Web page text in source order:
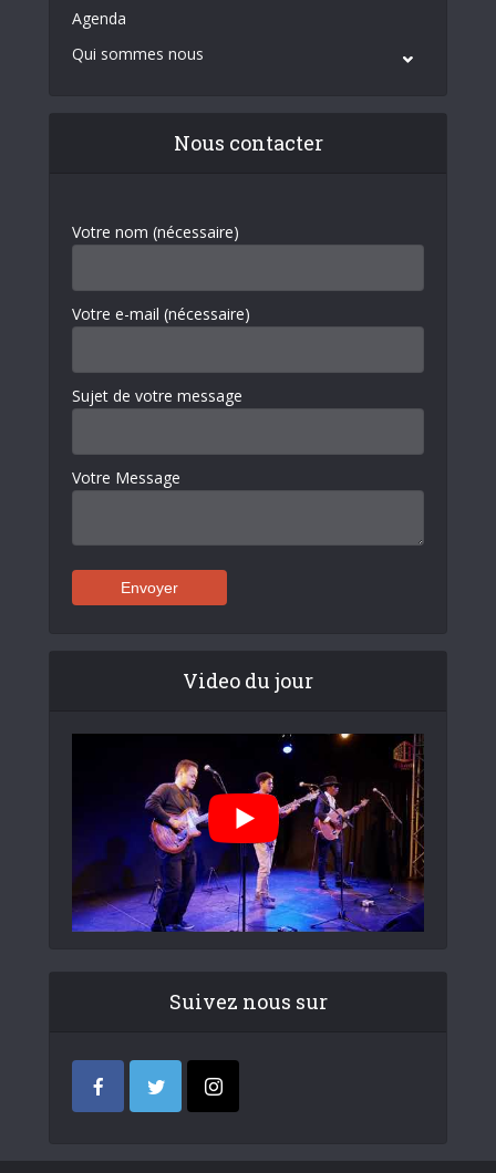
Agenda
Qui sommes nous
Nous contacter
Votre nom (nécessaire)
Votre e-mail (nécessaire)
Sujet de votre message
Votre Message
Video du jour
Suivez nous sur